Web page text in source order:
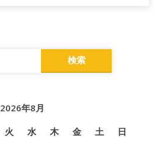
2026年8月
火 水 木 金 土
日